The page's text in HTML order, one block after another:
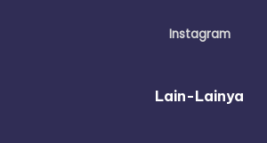
Instagram
Lain-Lainya